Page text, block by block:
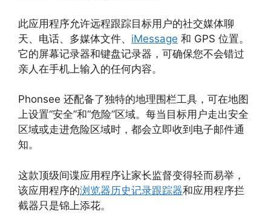
此应用程序允许远程跟踪目标用户的社交媒体聊
天、电话、多媒体文件、 iMessage 和 GPS 位置。
它的屏幕记录器和键盘记录器，可确保您不会错过
亲人在手机上输入的任何内容。
Phonsee 还配备了独特的地理围栏工具，可在地图
上设置“安全”和“危险”区域。每当目标用户走出安全
区域或走进危险区域时，都会立即收到电子邮件通
知。
这款顶级间谍应用程序让家长监督变得轻而易举，
该应用程序的浏览器历史记录跟踪器和应用程序拦
截器只是锦上添花。